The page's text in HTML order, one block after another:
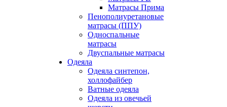
Матрасы Прима
Пенополиуретановые
матрасы (ППУ)
Односпальные
матрасы
Двуспальные матрасы
Одеяла
Одеяла синтепон,
холлофайбер
Ватные одеяла
Одеяла из овечьей